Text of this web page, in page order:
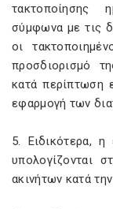
τακτοποίησης
σύμφωνα με τις
οι
προσδιορισμό
κατά περίπτωση
εφαρμογή των
5. Ειδικότερα,
υπολογίζονται
ακινήτων κατά